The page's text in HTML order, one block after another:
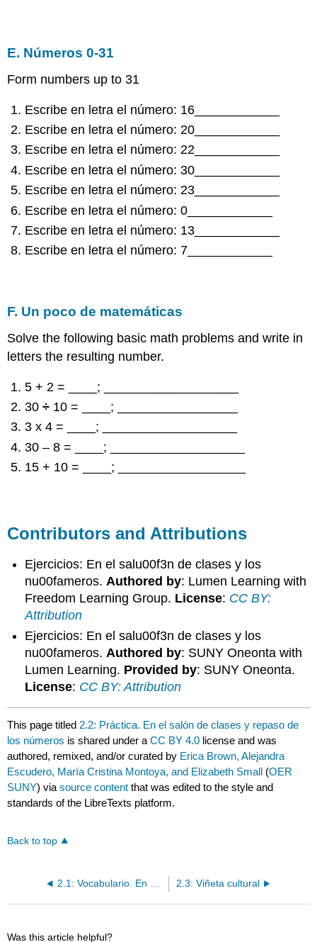
E. Números 0-31
Form numbers up to 31
Escribe en letra el número: 16____________
Escribe en letra el número: 20____________
Escribe en letra el número: 22____________
Escribe en letra el número: 30____________
Escribe en letra el número: 23____________
Escribe en letra el número: 0____________
Escribe en letra el número: 13____________
Escribe en letra el número: 7____________
F. Un poco de matemáticas
Solve the following basic math problems and write in
letters the resulting number.
5 + 2 = ____; ___________________
30÷ 10 = ____; _________________
3 x 4 = ____; ___________________
30 – 8 = ____; ___________________
15 + 10 = ____; __________________
Contributors and Attributions
Ejercicios: En el salu00f3n de clases y los
nu00fameros.Authored by: Lumen Learning with
Freedom Learning Group. License: CC BY:
Attribution
Ejercicios: En el salu00f3n de clases y los
nu00fameros. Authored by: SUNY Oneonta with
Lumen Learning. Provided by: SUNY Oneonta.
License: CC BY: Attribution
This page titled 2.2: Práctica. En el salón de clases y repaso de
los números is shared under aCC BY 4.0 license and was
authored, remixed, and/or curated by Erica Brown, Alejandra
Escudero, María Cristina Montoya, and Elizabeth Small (OER
SUNY) viasource content that was edited to the style and
standards of the LibreTexts platform.
Back to top
2.1: Vocabulario. En el salón de clases 2.3: Viñeta cultural
Was this article helpful?